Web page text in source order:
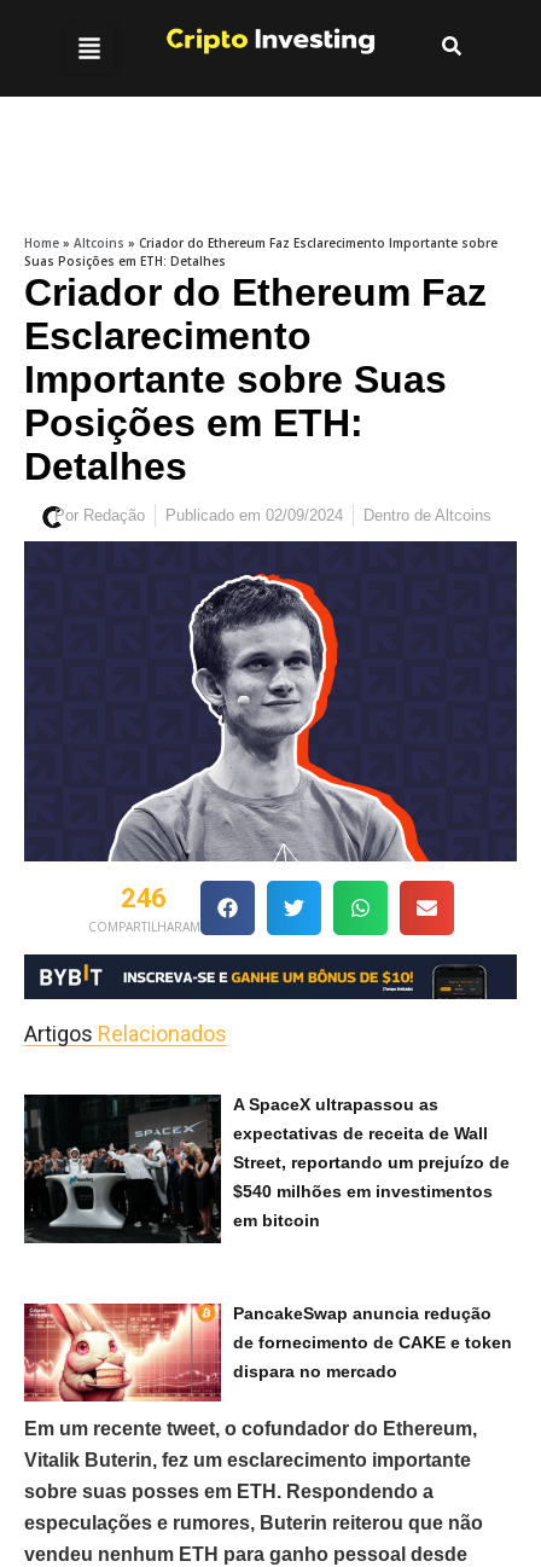
Home » Altcoins » Criador do Ethereum Faz Esclarecimento Importante sobre
Suas Posições em ETH: Detalhes
Criador do Ethereum Faz
Esclarecimento
Importante sobre Suas
Posições em ETH:
Detalhes
Por Redação Publicado em 02/09/2024 Dentro de Altcoins
COMPARTILHARAM
246
Artigos Relacionados
A SpaceX ultrapassou as
expectativas de receita de Wall
Street, reportando um prejuízo de
$540 milhões em investimentos
em bitcoin
PancakeSwap anuncia redução
de fornecimento de CAKE e token
dispara no mercado
Em um recente tweet, o cofundador do Ethereum,
Vitalik Buterin, fez um esclarecimento importante
sobre suas posses em ETH. Respondendo a
especulações e rumores, Buterin reiterou que não
vendeu nenhum ETH para ganho pessoal desde